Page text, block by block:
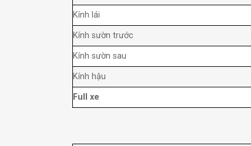
Kính lái
Kính sườn trước
Kính sườn sau
Kính hậu
Full xe